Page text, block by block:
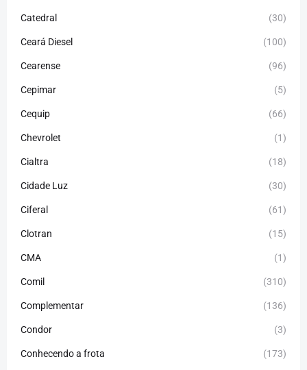
Catedral (30)
Ceará Diesel (100)
Cearense (96)
Cepimar (5)
Cequip (66)
Chevrolet (1)
Cialtra (18)
Cidade Luz (30)
Ciferal (61)
Clotran (15)
CMA (1)
Comil (310)
Complementar (136)
Condor (3)
Conhecendo a frota (173)